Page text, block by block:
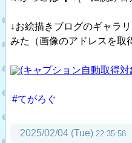
↓お絵描きブログのギャラ
みた（画像のアドレスを取
#てがろぐ
2025/02/04 (Tue) 22:35:58